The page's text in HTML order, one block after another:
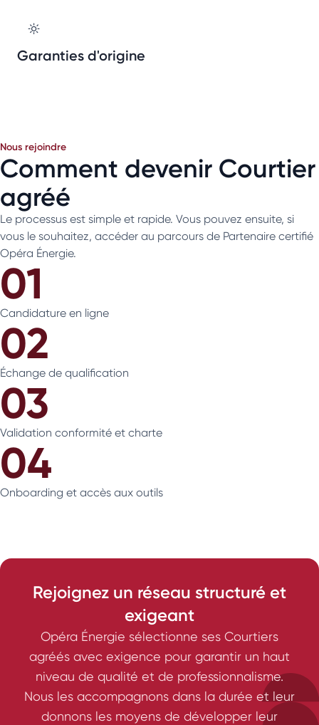
Garanties d'origine
Nous rejoindre
Comment devenir Courtier
agréé
Le processus est simple et rapide. Vous pouvez ensuite, si
vous le souhaitez, accéder au parcours de Partenaire certifié
Opéra Énergie.
01
Candidature en ligne
02
Échange de qualification
03
Validation conformité et charte
04
Onboarding et accès aux outils
Rejoignez un réseau structuré et
exigeant
Opéra Énergie sélectionne ses Courtiers
agréés avec exigence pour garantir un haut
niveau de qualité et de professionnalisme.
Nous les accompagnons dans la durée et leur
donnons les moyens de développer leur